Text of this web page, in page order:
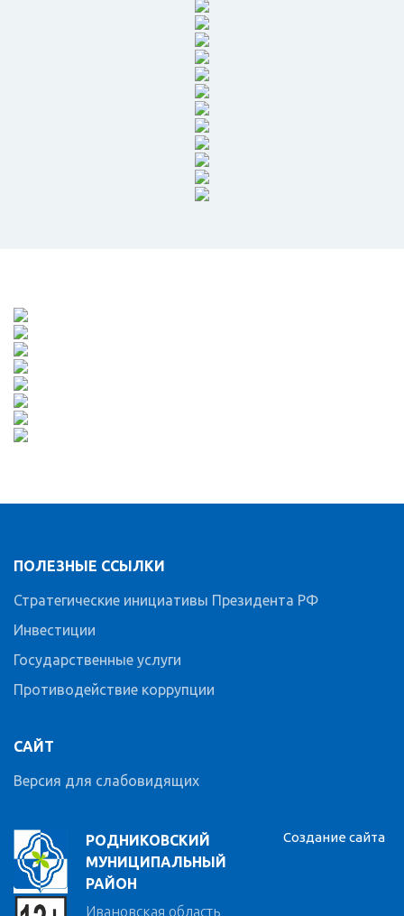
РОДНИКОВСКИЙ
МУНИЦИПАЛЬНЫЙ
РАЙОН
Ивановская область
ПОЛЕЗНЫЕ ССЫЛКИ
Стратегические инициативы Президента РФ
Инвестиции
Государственные услуги
Противодействие коррупции
САЙТ
Версия для слабовидящих
Создание сайта